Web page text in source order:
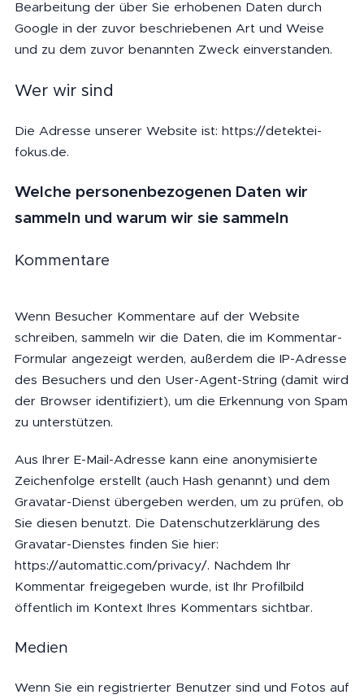
Bearbeitung der über Sie erhobenen Daten durch
Google in der zuvor beschriebenen Art und Weise
und zu dem zuvor benannten Zweck einverstanden.
Wer wir sind
Die Adresse unserer Website ist: https://detektei-
fokus.de.
Welche personenbezogenen Daten wir
sammeln und warum wir sie sammeln
Kommentare
Wenn Besucher Kommentare auf der Website
schreiben, sammeln wir die Daten, die im Kommentar-
Formular angezeigt werden, außerdem die IP-Adresse
des Besuchers und den User-Agent-String (damit wird
der Browser identifiziert), um die Erkennung von Spam
zu unterstützen.
Aus Ihrer E-Mail-Adresse kann eine anonymisierte
Zeichenfolge erstellt (auch Hash genannt) und dem
Gravatar-Dienst übergeben werden, um zu prüfen, ob
Sie diesen benutzt. Die Datenschutzerklärung des
Gravatar-Dienstes finden Sie hier:
https://automattic.com/privacy/. Nachdem Ihr
Kommentar freigegeben wurde, ist Ihr Profilbild
öffentlich im Kontext Ihres Kommentars sichtbar.
Medien
Wenn Sie ein registrierter Benutzer sind und Fotos auf